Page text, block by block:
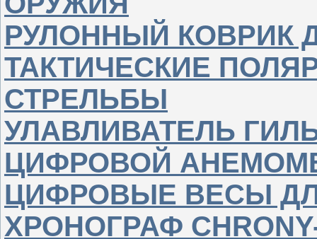
РУЛОННЫЙ КОВРИК
ТАКТИЧЕСКИЕ
СТРЕЛЬБЫ
УЛАВЛИВАТЕЛЬ
ЦИФРОВОЙ
ЦИФРОВЫЕ ВЕСЫ
ХРОНОГРАФ